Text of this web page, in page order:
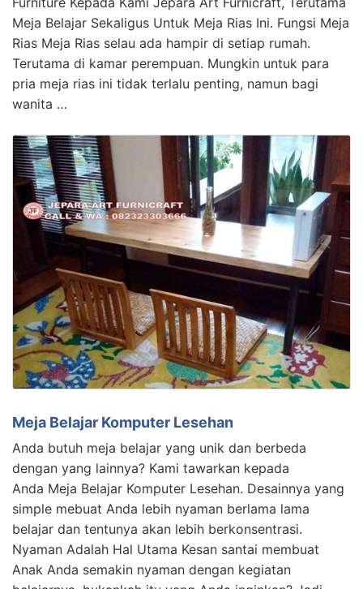
Meja Belajar Sekaligus Untuk Meja Rias Ini. Fungsi Meja
Rias Meja Rias selau ada hampir di setiap rumah.
Terutama di kamar perempuan. Mungkin untuk para
pria meja rias ini tidak terlalu penting, namun bagi
wanita …
Meja Belajar Komputer Lesehan
Anda butuh meja belajar yang unik dan berbeda
dengan yang lainnya? Kami tawarkan kepada
Anda Meja Belajar Komputer Lesehan. Desainnya yang
simple mebuat Anda lebih nyaman berlama lama
belajar dan tentunya akan lebih berkonsentrasi.
Nyaman Adalah Hal Utama Kesan santai membuat
Anak Anda semakin nyaman dengan kegiatan